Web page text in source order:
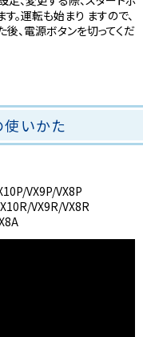
。運転も始まり ますので、
、電源ボタンを切ってくだ
使いかた
VX9P/VX8P
VX9R/VX8R